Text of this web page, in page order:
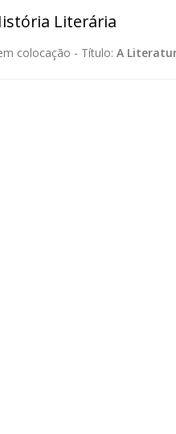
Literária
colocação - Título: A